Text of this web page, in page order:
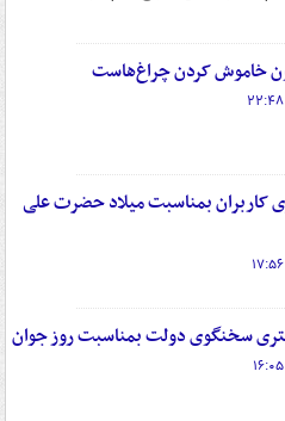
خاموش کردن چراغ‌هاست
کاربران بمناسبت میلاد حضرت علی
سخنگوی دولت بمناسبت روز جوان